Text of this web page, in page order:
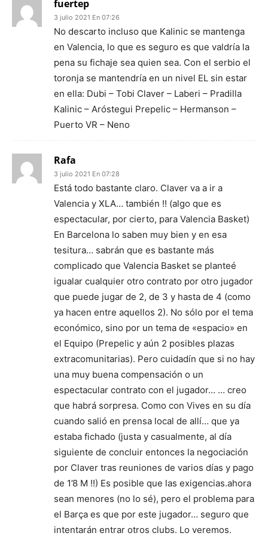
fuertep
3 julio 2021 En 07:26
No descarto incluso que Kalinic se mantenga
en Valencia, lo que es seguro es que valdría la
pena su fichaje sea quien sea. Con el serbio el
toronja se mantendría en un nivel EL sin estar
en ella: Dubi – Tobi Claver – Laberi – Pradilla
Kalinic – Aróstegui Prepelic – Hermanson –
Puerto VR – Neno
Rafa
3 julio 2021 En 07:28
Está todo bastante claro. Claver va a ir a
Valencia y XLA… también !! (algo que es
espectacular, por cierto, para Valencia Basket)
En Barcelona lo saben muy bien y en esa
tesitura… sabrán que es bastante más
complicado que Valencia Basket se planteé
igualar cualquier otro contrato por otro jugador
que puede jugar de 2, de 3 y hasta de 4 (como
ya hacen entre aquellos 2). No sólo por el tema
económico, sino por un tema de «espacio» en
el Equipo (Prepelic y aún 2 posibles plazas
extracomunitarias). Pero cuidadín que si no hay
una muy buena compensación o un
espectacular contrato con el jugador… … creo
que habrá sorpresa. Como con Vives en su día
cuando salió en prensa local de allí… que ya
estaba fichado (justa y casualmente, al día
siguiente de concluir entonces la negociación
por Claver tras reuniones de varios días y pago
de 1’8 M !!) Es posible que las exigencias.ahora
sean menores (no lo sé), pero el problema para
el Barça es que por este jugador… seguro que
intentarán entrar otros clubs. Lo veremos.